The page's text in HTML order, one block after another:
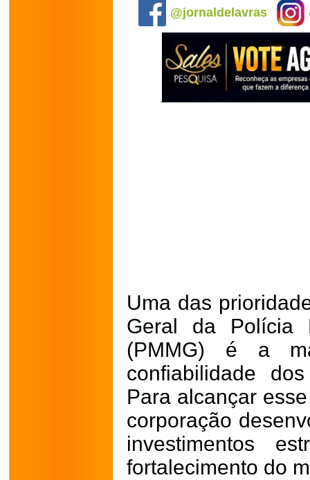
@jornaldelavras
Uma das
Geral da Polícia
(PMMG) é a
confiabilidade
Para alcançar
corporação
investimentos
fortalecimento do